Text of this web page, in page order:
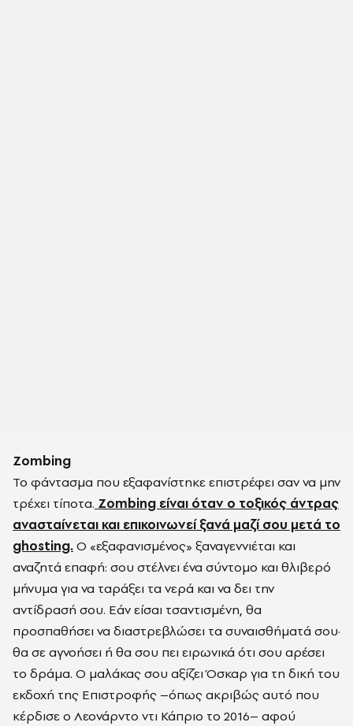
Zombing
Το φάντασμα που εξαφανίστηκε επιστρέφει σαν να μην
τρέχει τίποτα. Zombing είναι όταν ο τοξικός άντρας
ανασταίνεται και επικοινωνεί ξανά μαζί σου μετά το
ghosting.Ο «εξαφανισμένος» ξαναγεννιέται και
αναζητά επαφή: σου στέλνει ένα σύντομο και θλιβερό
μήνυμα για να ταράξει τα νερά και να δει την
αντίδρασή σου. Εάν είσαι τσαντισμένη, θα
προσπαθήσει να διαστρεβλώσει τα συναισθήματά σου·
θα σε αγνοήσει ή θα σου πει ειρωνικά ότι σου αρέσει
το δράμα. Ο μαλάκας σου αξίζει Όσκαρ για τη δική του
εκδοχή της Επιστροφής –όπως ακριβώς αυτό που
κέρδισε ο Λεονάρντο ντι Κάπριο το 2016– αφού